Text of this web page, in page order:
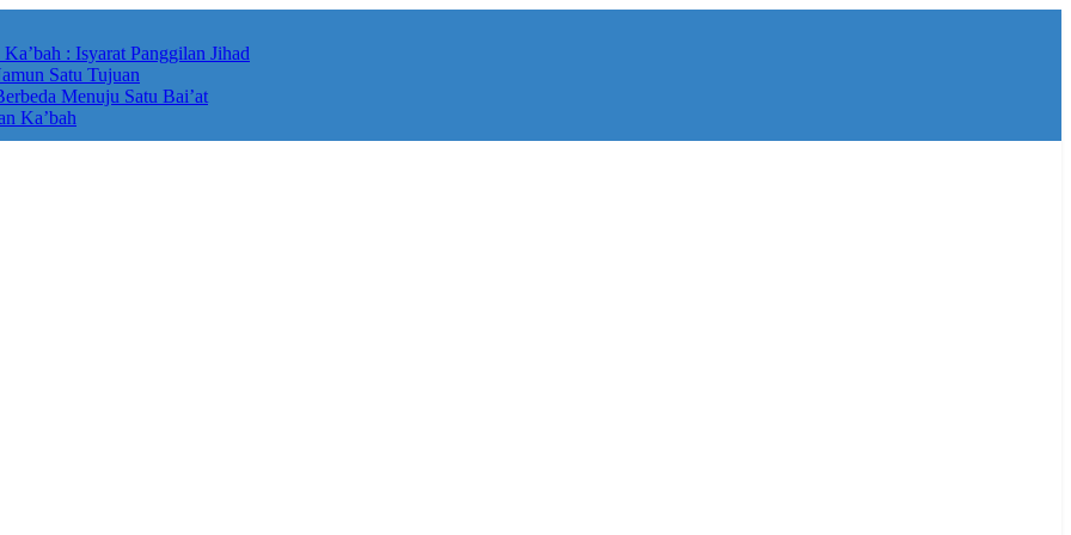
: Isyarat Panggilan Jihad
Satu Tujuan
Menuju Satu Bai’at
Ka’bah